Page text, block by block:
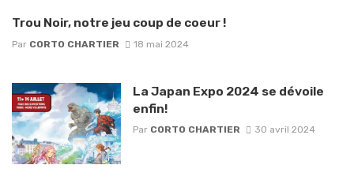
Trou Noir, notre jeu coup de coeur !
Par CORTO CHARTIER 18 mai 2024
La Japan Expo 2024 se dévoile
enfin!
Par CORTO CHARTIER 30 avril 2024